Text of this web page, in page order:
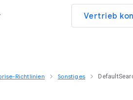
Vertrieb
Richtlinien Sonstiges